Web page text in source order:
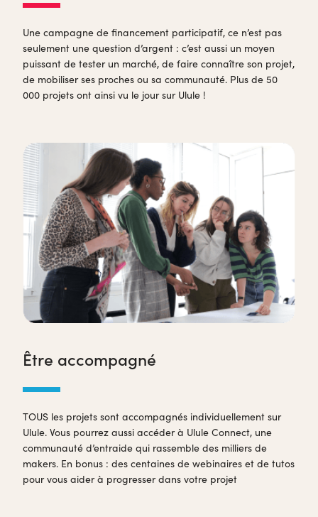
Une campagne de financement participatif, ce n’est pas
seulement une question d’argent : c’est aussi un moyen
puissant de tester un marché, de faire connaître son projet,
de mobiliser ses proches ou sa communauté. Plus de 50
000 projets ont ainsi vu le jour sur Ulule !
Être accompagné
TOUS les projets sont accompagnés individuellement sur
Ulule. Vous pourrez aussi accéder à Ulule Connect, une
communauté d’entraide qui rassemble des milliers de
makers. En bonus : des centaines de webinaires et de tutos
pour vous aider à progresser dans votre projet